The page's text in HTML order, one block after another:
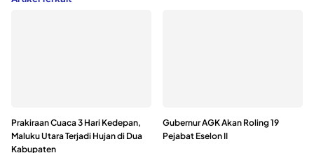
Prakiraan Cuaca 3 Hari Kedepan,
Maluku Utara Terjadi Hujan di Dua
Gubernur AGK Akan Roling 19